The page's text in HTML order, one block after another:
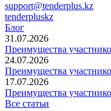
support@tenderplus.kz
tenderpluskz
Блог
31.07.2026
Преимущества
24.07.2026
Преимущества
17.07.2026
Преимущества
Все статьи